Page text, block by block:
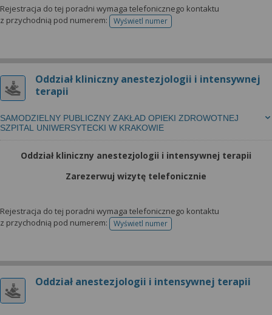
Rejestracja do tej poradni wymaga telefonicznego kontaktu
z przychodnią pod numerem:
Wyświetl numertelefonu do rejestracji
Oddział kliniczny anestezjologii i intensywnej
terapii
SAMODZIELNY PUBLICZNY ZAKŁAD OPIEKI ZDROWOTNEJ
SZPITAL UNIWERSYTECKI W KRAKOWIE
Oddział kliniczny anestezjologii i intensywnej terapii
Zarezerwuj wizytę telefonicznie
Rejestracja do tej poradni wymaga telefonicznego kontaktu
z przychodnią pod numerem:
Wyświetl numertelefonu do rejestracji
Oddział anestezjologii i intensywnej terapii